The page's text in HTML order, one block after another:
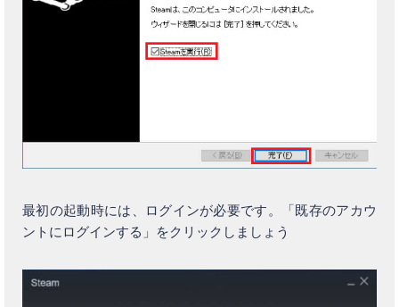
最初の起動時には、ログインが必要です。「既存のアカウ
ントにログインする」をクリックしましょう